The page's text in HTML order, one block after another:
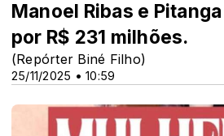
25/11/2025 • 10:59
Manoel Ribas e
por R$ 231 milhões.
(Repórter Biné Filho)